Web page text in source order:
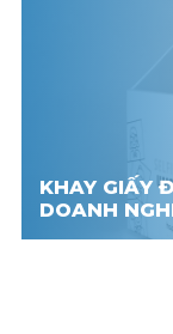
KHAY GIẤY
DOANH